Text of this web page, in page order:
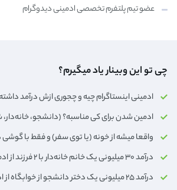
عضو تیم پلتفرم تخصصی ادمینی دیدوگرام
چی تو این وبینار یاد میگیرم؟
ادمینی اینستاگرام چیه و چجوری ازش درآمد
ادمین شدن برای کی مناسبه؟ (دانشجو،
واقعا میشه از خونه (یا توی سفر) و فقط با
درآمد ۳۰ میلیونی یک خانم خانه‌دار با ۲ فرزند از ادمینی
درآمد ۲۵ میلیونی یک دختر دانشجو از خوابگاه از ادمینی پیج‌ها